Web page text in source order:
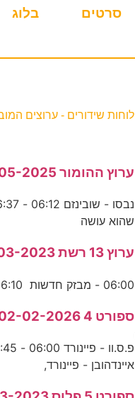
סרטים בלוג
לוחות שידורים - ערוצים
ערוץ ההומור 27-05-2025
שהוא עושה
ערוץ 13 רשת 22-03-2023
06:00 - מבזק חדשות 06:10 - העולם הבוקר - רגע לפני 07:00 -
ספורט 4 02-02-2026
איינדהובן - פיינורד,